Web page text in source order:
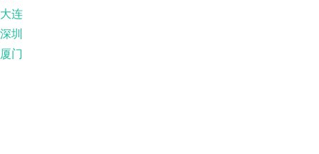
大连
深圳
厦门